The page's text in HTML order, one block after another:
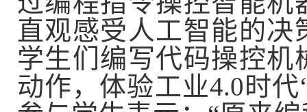
直观感受人工智能的
学生们编写代码操控
动作，体验工业4.0时